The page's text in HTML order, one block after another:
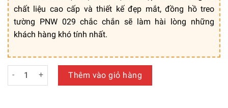
chất liệu cao cấp và thiết kế đẹp mắt, đồng hồ treo
tường PNW 029 chắc chắn sẽ làm hài lòng những
khách hàng khó tính nhất.
Đồng Hồ Treo Tường Bằng Gỗ Cao Cấp - Mã: PNW 029 số
Thêm vào giỏ hàng